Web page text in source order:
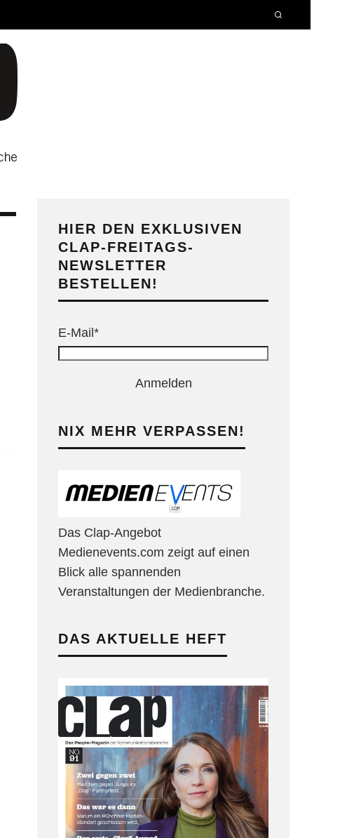
HIER DEN EXKLUSIVEN
CLAP-FREITAGS-
NEWSLETTER
BESTELLEN!
E-Mail*
Anmelden
NIX MEHR VERPASSEN!
Das Clap-Angebot
Medienevents.com zeigt auf einen
Blick alle spannenden
Veranstaltungen der Medienbranche.
DAS AKTUELLE HEFT